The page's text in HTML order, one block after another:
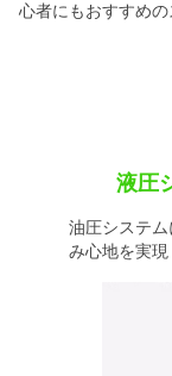
心者にもおすすめの
液圧
油圧システ
み心地を実現